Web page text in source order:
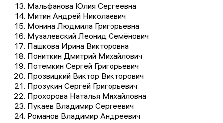
Мальфанова Юлия Сергеевна
Митин Андрей Николаевич
Монина Людмила Григорьевна
Музалевский Леонид Семёнович
Пашкова Ирина Викторовна
Пониткин Дмитрий Михайлович
Потемкин Сергей Григорьевич
Прозвицкий Виктор Викторович
Прозукин Сергей Григорьевич
Прохорова Наталья Михайловна
Пукаев Владимир Сергеевич
Романов Владимир Андреевич